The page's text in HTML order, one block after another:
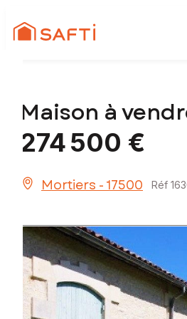
Maison à
274 500 €
Mortiers - 17500 Réf